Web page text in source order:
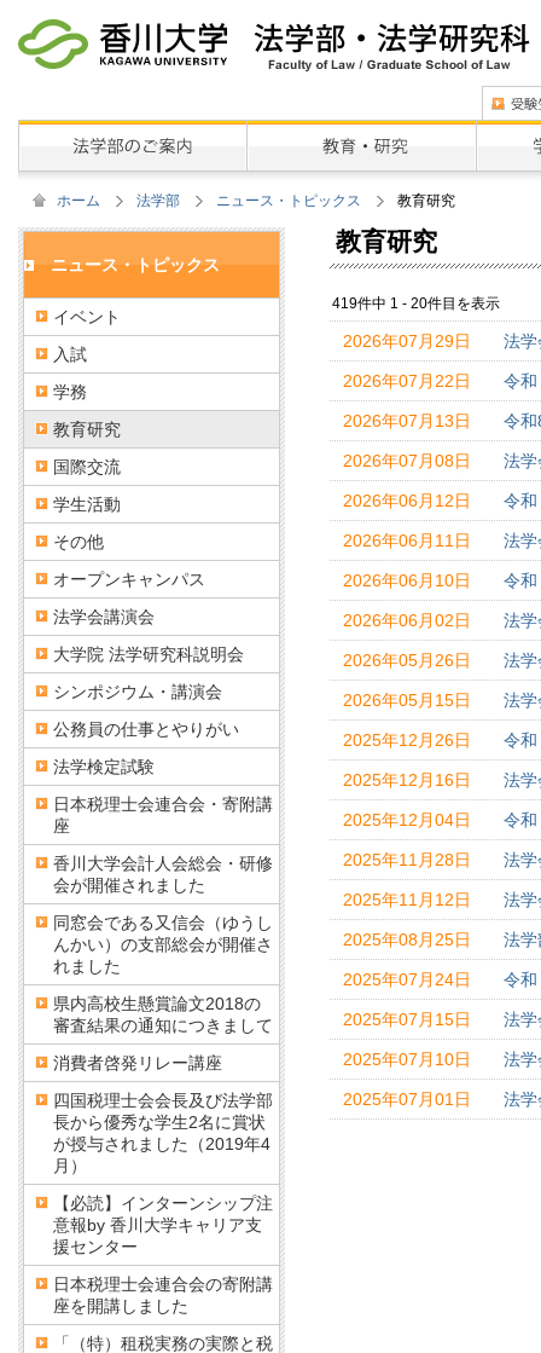
ホーム 法学部 ニュース・トピックス 教育研究
教育研究
419件中 1 - 20件目を表示
2026年07月29日 法学
2026年07月22日 令和
2026年07月13日 令和
2026年07月08日 法
2026年06月12日 令和
2026年06月11日 法
2026年06月10日 令和
2026年06月02日 法
2026年05月26日 法学
2026年05月15日 法学
2025年12月26日 令和
2025年12月16日 法学
2025年12月04日 令和
2025年11月28日 法
2025年11月12日 法
2025年08月25日 法学
2025年07月24日 令
2025年07月15日 法学
2025年07月10日 法学
2025年07月01日 法学
ニュース・トピックス
イベント
入試
学務
教育研究
国際交流
学生活動
その他
オープンキャンパス
法学会講演会
大学院 法学研究科説明会
シンポジウム・講演会
公務員の仕事とやりがい
法学検定試験
日本税理士会連合会・寄附講
座
香川大学会計人会総会・研修
会が開催されました
同窓会である又信会（ゆうし
んかい）の支部総会が開催さ
れました
県内高校生懸賞論文2018の
審査結果の通知につきまして
消費者啓発リレー講座
四国税理士会会長及び法学部
長から優秀な学生2名に賞状
が授与されました（2019年4
月）
【必読】インターンシップ注
意報by 香川大学キャリア支
援センター
日本税理士会連合会の寄附講
座を開講しました
「（特）租税実務の実際と税